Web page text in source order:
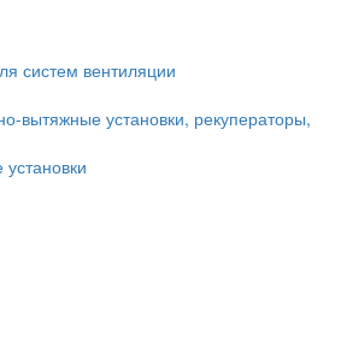
систем вентиляции
вытяжные установки, рекуператоры,